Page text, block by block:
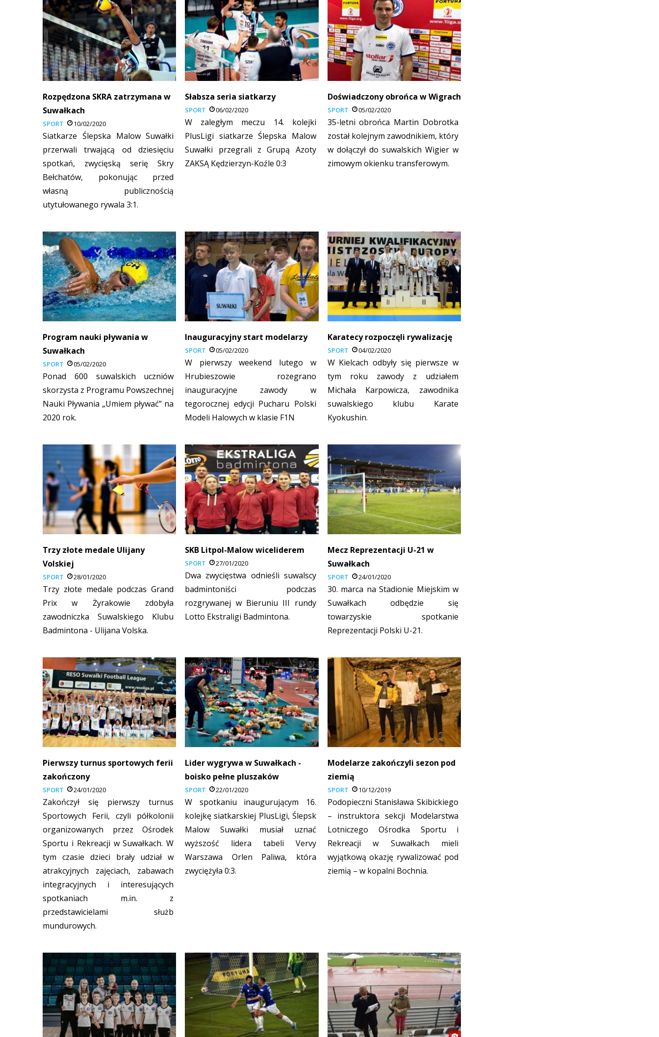
Rozpędzona SKRA zatrzymana w
Suwałkach
SPORT 10/02/2020
Siatkarze Ślepska Malow Suwałki
przerwali trwającą od dziesięciu
spotkań, zwycięską serię Skry
Bełchatów, pokonując przed
własną publicznością
utytułowanego rywala 3:1.
Słabsza seria siatkarzy
SPORT 06/02/2020
W zaległym meczu 14. kolejki
PlusLigi siatkarze Ślepska Malow
Suwałki przegrali z Grupą Azoty
ZAKSĄ Kędzierzyn-Koźle 0:3
Doświadczony obrońca w Wigrach
SPORT 05/02/2020
35-letni obrońca Martin Dobrotka
został kolejnym zawodnikiem, który
w dołączył do suwalskich Wigier w
zimowym okienku transferowym.
Program nauki pływania w
Suwałkach
SPORT 05/02/2020
Ponad 600 suwalskich uczniów
skorzysta z Programu Powszechnej
Nauki Pływania „Umiem pływać” na
2020 rok.
Inauguracyjny start modelarzy
SPORT 05/02/2020
W pierwszy weekend lutego w
Hrubieszowie rozegrano
inauguracyjne zawody w
tegorocznej edycji Pucharu Polski
Modeli Halowych w klasie F1N
Karatecy rozpoczęli rywalizację
SPORT 04/02/2020
W Kielcach odbyły się pierwsze w
tym roku zawody z udziałem
Michała Karpowicza, zawodnika
suwalskiego klubu Karate
Kyokushin.
Trzy złote medale Ulijany
Volskiej
SPORT 28/01/2020
Trzy złote medale podczas Grand
Prix w Żyrakowie zdobyła
zawodniczka Suwalskiego Klubu
Badmintona - Ulijana Volska.
SKB Litpol-Malow wiceliderem
SPORT 27/01/2020
Dwa zwycięstwa odnieśli suwalscy
badmintoniści podczas
rozgrywanej w Bieruniu III rundy
Lotto Ekstraligi Badmintona.
Mecz Reprezentacji U-21 w
Suwałkach
SPORT 24/01/2020
30. marca na Stadionie Miejskim w
Suwałkach odbędzie się
towarzyskie spotkanie
Reprezentacji Polski U-21.
Pierwszy turnus sportowych ferii
zakończony
SPORT 24/01/2020
Zakończył się pierwszy turnus
Sportowych Ferii, czyli półkolonii
organizowanych przez Ośrodek
Sportu i Rekreacji w Suwałkach. W
tym czasie dzieci brały udział w
atrakcyjnych zajęciach, zabawach
integracyjnych i interesujących
spotkaniach m.in. z
przedstawicielami służb
mundurowych.
Lider wygrywa w Suwałkach -
boisko pełne pluszaków
SPORT 22/01/2020
W spotkaniu inaugurującym 16.
kolejkę siatkarskiej PlusLigi, Ślepsk
Malow Suwałki musiał uznać
wyższość lidera tabeli Vervy
Warszawa Orlen Paliwa, która
zwyciężyła 0:3.
Modelarze zakończyli sezon pod
ziemią
SPORT 10/12/2019
Podopieczni Stanisława Skibickiego
– instruktora sekcji Modelarstwa
Lotniczego Ośrodka Sportu i
Rekreacji w Suwałkach mieli
wyjątkową okazję rywalizować pod
ziemią – w kopalni Bochnia.